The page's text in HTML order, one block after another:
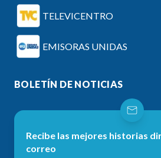
TELEVICENTRO
EMISORAS UNIDAS
BOLETÍN DE NOTICIAS
Recibe las mejores historias
correo